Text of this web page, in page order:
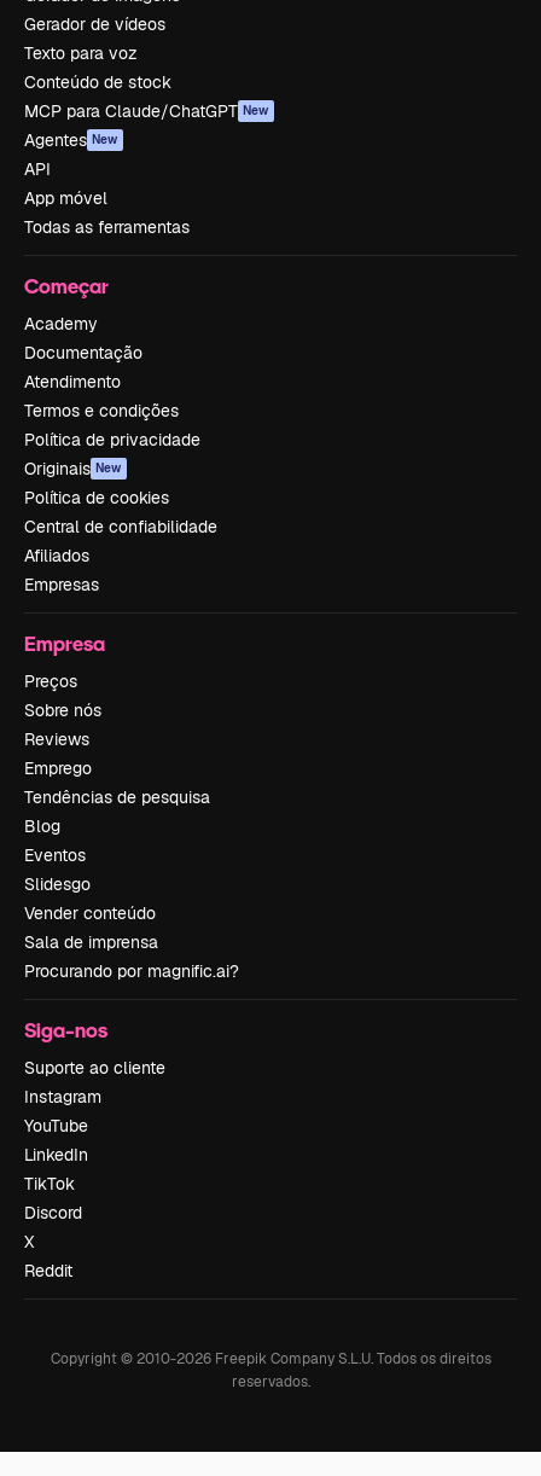
Gerador de vídeos
Texto para voz
Conteúdo de stock
MCP para Claude/ChatGPT New
Agentes New
API
App móvel
Todas as ferramentas
Começar
Academy
Documentação
Atendimento
Termos e condições
Política de privacidade
Originais New
Política de cookies
Central de confiabilidade
Afiliados
Empresas
Empresa
Preços
Sobre nós
Reviews
Emprego
Tendências de pesquisa
Blog
Eventos
Slidesgo
Vender conteúdo
Sala de imprensa
Procurando por magnific.ai?
Siga-nos
Suporte ao cliente
Instagram
YouTube
LinkedIn
TikTok
Discord
X
Reddit
Copyright © 2010-2026Freepik Company S.L.U. Todos os direitos
reservados.